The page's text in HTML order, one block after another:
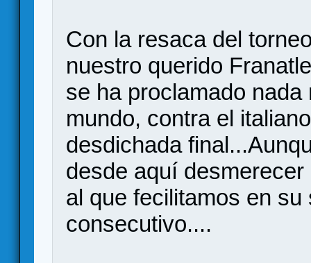
Con la resaca del
nuestro querido
se ha proclamado
mundo, contra el
desdichada
desde aquí
al que fecilitamos en
consecutivo....